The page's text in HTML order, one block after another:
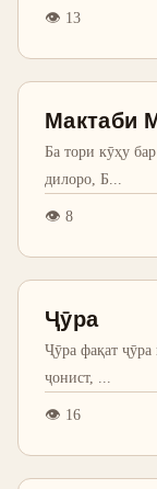
👁 13
Мактаби
Ба тори кӯҳу
дилоро, Б
👁 8
Ҷӯра
Ҷӯра фақат
ҷонист,
👁 16